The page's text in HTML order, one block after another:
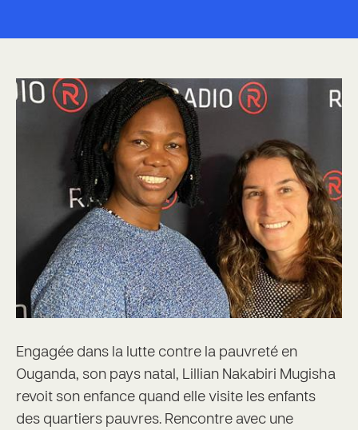
Engagée dans la lutte contre la pauvreté en
Ouganda, son pays natal, Lillian Nakabiri Mugisha
revoit son enfance quand elle visite les enfants
des quartiers pauvres. Rencontre avec une